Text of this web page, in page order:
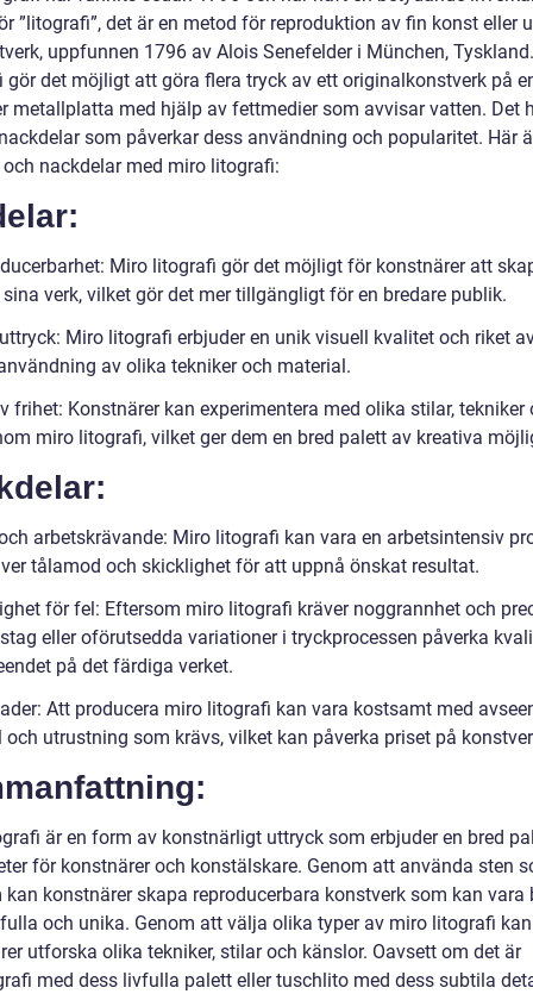
”litografi”, det är en metod för reproduktion av fin konst eller
uppfunnen 1796 av Alois Senefelder i München, Tyskland.
gör det möjligt att göra flera tryck av ett originalkonstverk på
metallplatta med hjälp av fettmedier som avvisar vatten. Det
som påverkar dess användning och popularitet. Här
nackdelar med miro litografi:
Miro litografi gör det möjligt för konstnärer att
verk, vilket gör det mer tillgängligt för en bredare publik.
Miro litografi erbjuder en unik visuell kvalitet och riket
av olika tekniker och material.
frihet: Konstnärer kan experimentera med olika stilar, tekniker
miro litografi, vilket ger dem en bred palett av kreativa
arbetskrävande: Miro litografi kan vara en arbetsintensiv
tålamod och skicklighet för att uppnå önskat resultat.
för fel: Eftersom miro litografi kräver noggrannhet och
eller oförutsedda variationer i tryckprocessen påverka
på det färdiga verket.
Att producera miro litografi kan vara kostsamt med
och utrustning som krävs, vilket kan påverka priset på
är en form av konstnärligt uttryck som erbjuder en bred
för konstnärer och konstälskare. Genom att använda sten
kan konstnärer skapa reproducerbara konstverk som kan vara
och unika. Genom att välja olika typer av miro litografi kan
utforska olika tekniker, stilar och känslor. Oavsett om det är
med dess livfulla palett eller tuschlito med dess subtila